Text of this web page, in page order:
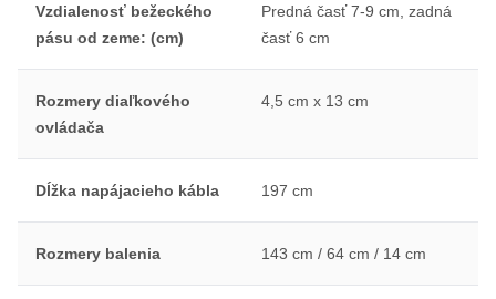
Vzdialenosť bežeckého
pásu od zeme: (cm)
Predná časť 7-9 cm, zadná
časť 6 cm
Rozmery diaľkového
ovládača
4,5 cm x 13 cm
Dĺžka napájacieho kábla 197 cm
Rozmery balenia 143 cm / 64 cm / 14 cm